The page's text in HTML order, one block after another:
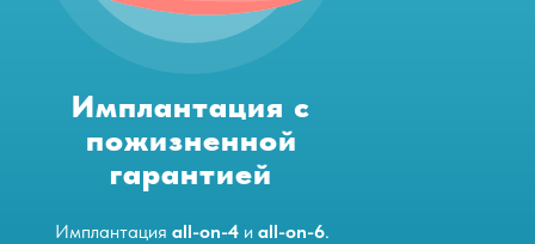
Имплантация с
пожизненной
гарантией
Имплантация all-on-4и all-on-6.